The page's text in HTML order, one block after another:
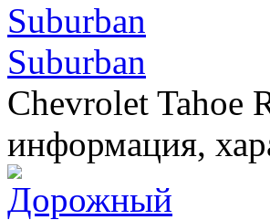
Suburban
Chevrolet Tahoe
информация,